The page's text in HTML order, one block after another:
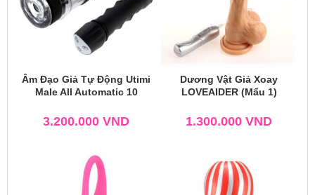
Âm Đạo Giả Tự Động Utimi
Male All Automatic 10
3.200.000 VND
Dương Vật Giả Xoay
LOVEAIDER (Mẩu 1)
1.300.000 VND